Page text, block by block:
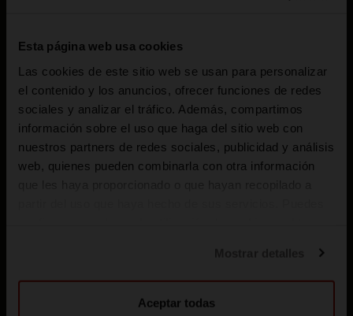
Esta página web usa cookies
Las cookies de este sitio web se usan para personalizar
el contenido y los anuncios, ofrecer funciones de redes
sociales y analizar el tráfico. Además, compartimos
información sobre el uso que haga del sitio web con
nuestros partners de redes sociales, publicidad y análisis
web, quienes pueden combinarla con otra información
Política de cookies
Aceptar todas